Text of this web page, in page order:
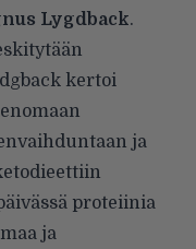
Lygdback.
kertoi
ja
proteiinia
ja